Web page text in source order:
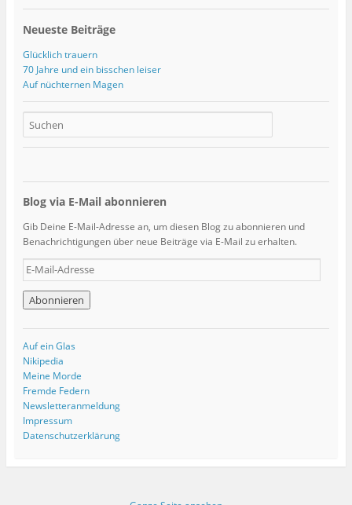
Neueste Beiträge
Glücklich trauern
70 Jahre und ein bisschen leiser
Auf nüchternen Magen
Blog via E-Mail abonnieren
Gib Deine E-Mail-Adresse an, um diesen Blog zu abonnieren und
Benachrichtigungen über neue Beiträge via E-Mail zu erhalten.
E
-
M
a
i
l
-
A
d
r
e
s
Auf ein Glas
Nikipedia
Meine Morde
Fremde Federn
Newsletteranmeldung
Impressum
Datenschutzerklärung